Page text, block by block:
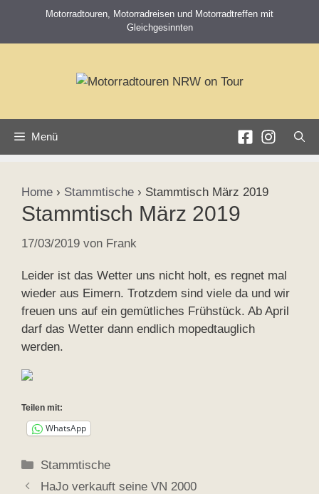
springen
Motorradtouren, Motorradreisen und Motorradtreffen mit
Gleichgesinnten
Menü
Home › Stammtische › Stammtisch März 2019
Stammtisch März 2019
17/03/2019 von Frank
Leider ist das Wetter uns nicht holt, es regnet mal
wieder aus Eimern. Trotzdem sind viele da und wir
freuen uns auf ein gemütliches Frühstück. Ab April
darf das Wetter dann endlich mopedtauglich
werden.
Teilen mit:
WhatsApp
Kategorien
Stammtische
HaJo verkauft seine VN 2000